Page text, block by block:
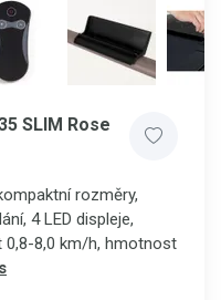
SLIM Rose
rozměry,
4 LED displeje,
0,8-8,0 km/h, hmotnost